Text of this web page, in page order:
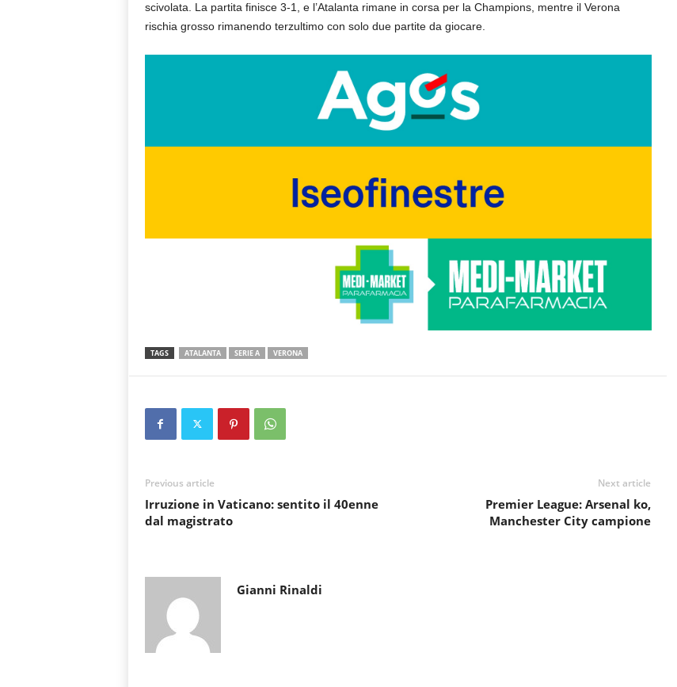
scivolata. La partita finisce 3-1, e l’Atalanta rimane in corsa per la Champions, mentre il Verona
rischia grosso rimanendo terzultimo con solo due partite da giocare.
TAGS ATALANTA SERIE A VERONA
Previous article
Irruzione in Vaticano: sentito il 40enne
dal magistrato
Next article
Premier League: Arsenal ko,
Manchester City campione
Gianni Rinaldi